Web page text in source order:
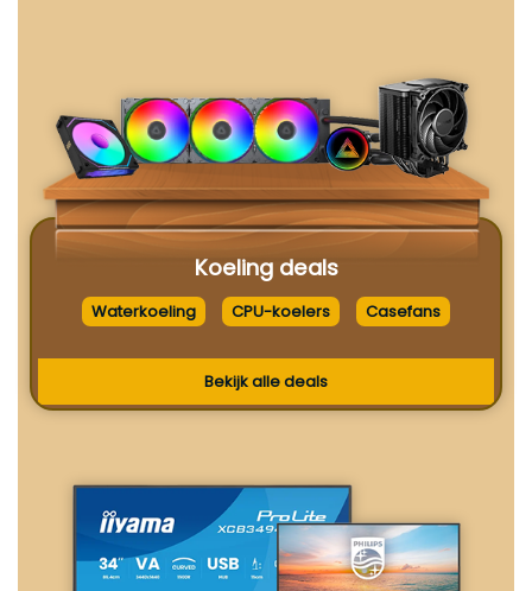
Koeling deals
Waterkoeling CPU-koelers Casefans
Bekijk alle deals